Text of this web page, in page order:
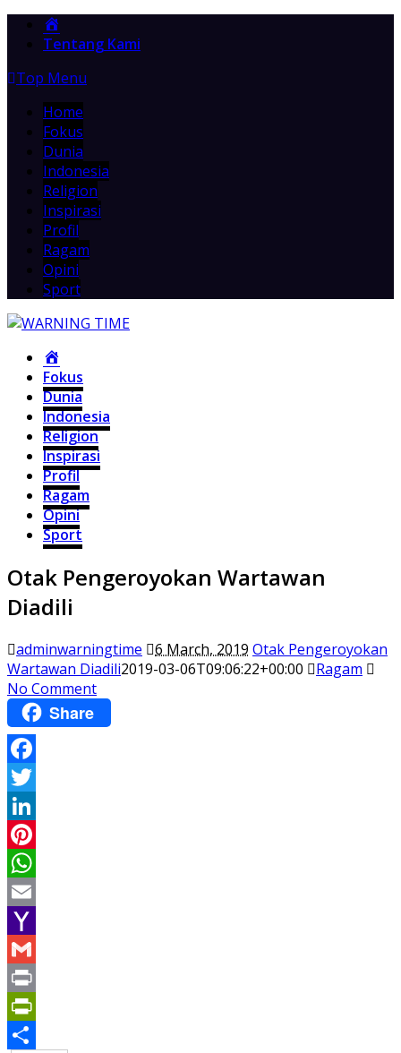
Tentang Kami
Top Menu
Home
Fokus
Dunia
Indonesia
Religion
Inspirasi
Profil
Ragam
Opini
Sport
Fokus
Dunia
Indonesia
Religion
Inspirasi
Profil
Ragam
Opini
Sport
Otak Pengeroyokan Wartawan
Diadili
adminwarningtime 6 March, 2019 Otak Pengeroyokan
Wartawan Diadili2019-03-06T09:06:22+00:00
Ragam
No Comment
Share
Facebook
Twitter
LinkedIn
Pinterest
WhatsApp
Email
Yahoo
Mail
Gmail
Print
PrintFriendly